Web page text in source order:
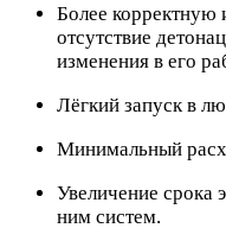
Более
отсутствие
изменения в его
Лёгкий запуск в
Минимальный
Увеличение срока
ним систем.